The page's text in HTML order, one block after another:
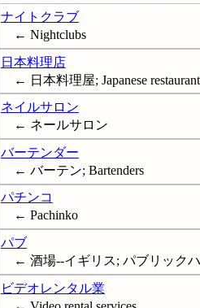
ナイトクラブ
← Nightclubs
日本料理店
← 日本料理屋; Japanese
ネイルサロン
← ネールサロン
バーテンダー
← バーテン; Bartenders
パチンコ
← Pachinko
パブ
← 酒場--イギリス; パブリックハ
ビデオレンタル業